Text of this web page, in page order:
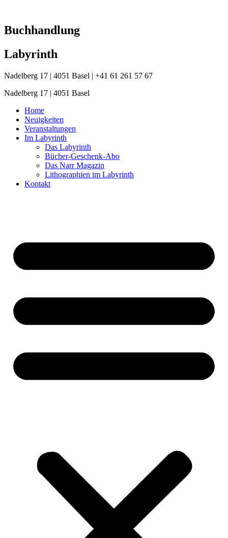
springen
Buchhandlung
Labyrinth
Nadelberg 17 | 4051 Basel | +41 61 261 57 67
Nadelberg 17 | 4051 Basel
Home
Neuigkeiten
Veranstaltungen
Im Labyrinth
Das Labyrinth
Bücher-Geschenk-Abo
Das Narr Magazin
Lithographien im Labyrinth
Kontakt